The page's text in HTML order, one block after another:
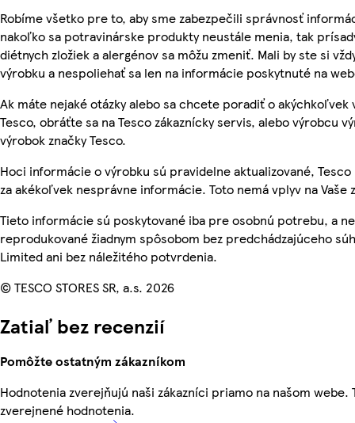
Robíme všetko pre to, aby sme zabezpečili správnosť
nakoľko sa potravinárske produkty neustále menia, tak
diétnych zložiek a alergénov sa môžu zmeniť. Mali by ste si
výrobku a nespoliehať sa len na informácie poskytnuté na
Ak máte nejaké otázky alebo sa chcete poradiť o akýchkoľvek
Tesco, obráťte sa na Tesco zákaznícky servis, alebo výrobcu
výrobok značky Tesco.
Hoci informácie o výrobku sú pravidelne aktualizované,
za akékoľvek nesprávne informácie. Toto nemá vplyv na Vaše
Tieto informácie sú poskytované iba pre osobnú potrebu, a
reprodukované žiadnym spôsobom bez predchádzajúceho
Limited ani bez náležitého potvrdenia.
© TESCO STORES SR, a.s. 2026
Zatiaľ bez recenzií
Pomôžte ostatným zákazníkom
Hodnotenia zverejňujú naši zákazníci priamo na našom webe.
zverejnené hodnotenia.